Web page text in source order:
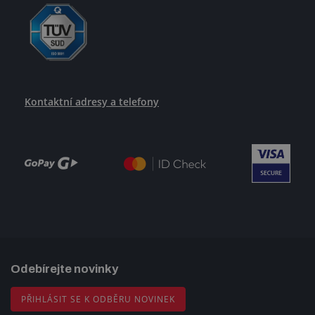
Kontaktní adresy a telefony
Odebírejte novinky
PŘIHLÁSIT SE K ODBĚRU NOVINEK